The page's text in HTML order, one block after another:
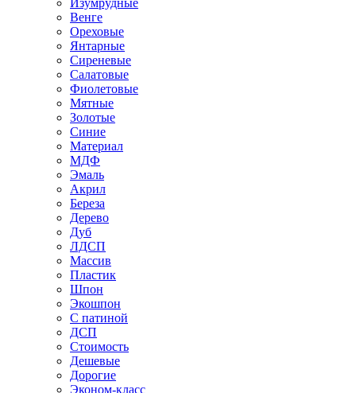
Изумрудные
Венге
Ореховые
Янтарные
Сиреневые
Салатовые
Фиолетовые
Мятные
Золотые
Синие
Материал
МДФ
Эмаль
Акрил
Береза
Дерево
Дуб
ЛДСП
Массив
Пластик
Шпон
Экошпон
С патиной
ДСП
Стоимость
Дешевые
Дорогие
Эконом-класс